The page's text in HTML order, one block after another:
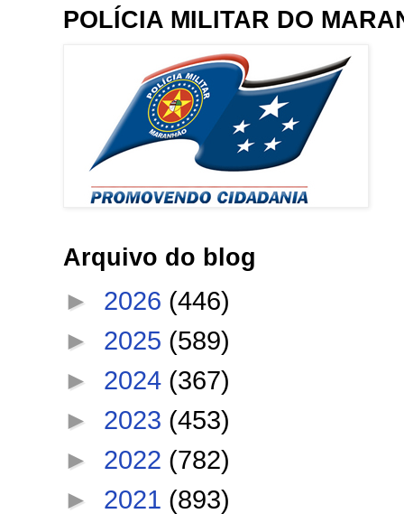
POLÍCIA MILITAR DO
Arquivo do blog
► 2026 (446)
► 2025 (589)
► 2024 (367)
► 2023 (453)
► 2022 (782)
► 2021 (893)